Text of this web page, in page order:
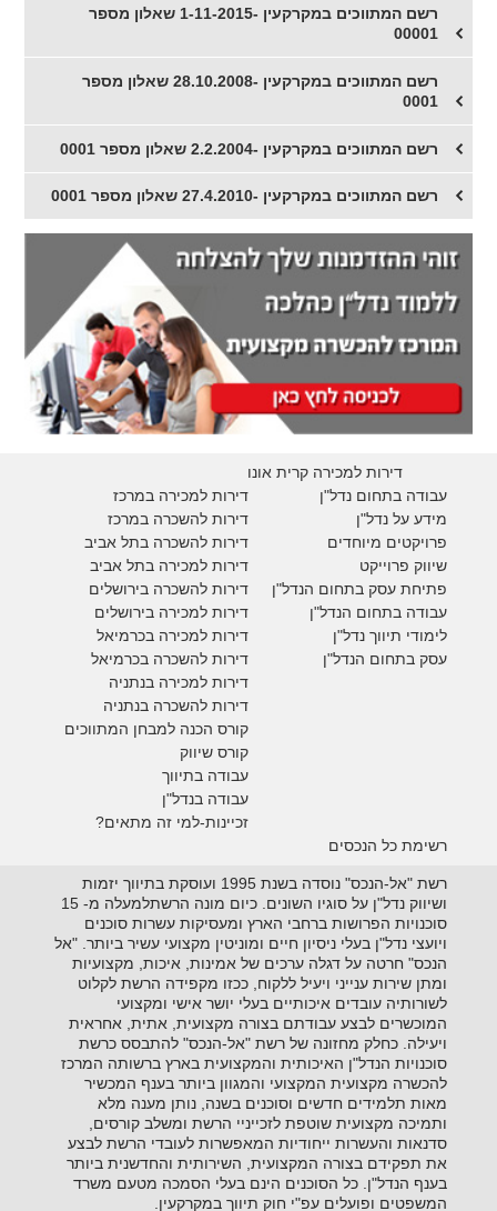
רשם המתווכים במקרקעין -1-11-2015 שאלון מספר
00001
רשם המתווכים במקרקעין -28.10.2008 שאלון מספר
0001
רשם המתווכים במקרקעין -2.2.2004 שאלון מספר 0001
רשם המתווכים במקרקעין -27.4.2010 שאלון מספר 0001
דירות למכירה קרית אונו
דירות למכירה במרכז
דירות להשכרה במרכז
דירות להשכרה בתל אביב
דירות למכירה בתל אביב
דירות להשכרה בירושלים
דירות למכירה בירושלים
דירות למכירה בכרמיאל
דירות להשכרה בכרמיאל
דירות למכירה בנתניה
דירות להשכרה בנתניה
קורס הכנה למבחן המתווכים
קורס שיווק
עבודה בתיווך
עבודה בנדל"ן
זכיינות-למי זה מתאים?
עבודה בתחום נדל"ן
מידע על נדל"ן
פרויקטים מיוחדים
שיווק פרוייקט
פתיחת עסק בתחום הנדל"ן
עבודה בתחום הנדל"ן
לימודי תיווך נדל"ן
עסק בתחום הנדל"ן
רשימת כל הנכסים
רשת "אל-הנכס" נוסדה בשנת 1995 ועוסקת בתיווך יזמות
ושיווק נדל"ן על סוגיו השונים. כיום מונה הרשתלמעלה מ- 15
סוכנויות הפרושות ברחבי הארץ ומעסיקות עשרות סוכנים
ויועצי נדל"ן בעלי ניסיון חיים ומוניטין מקצועי עשיר ביותר. "אל
הנכס" חרטה על דגלה ערכים של אמינות, איכות, מקצועיות
ומתן שירות ענייני ויעיל ללקוח, ככזו מקפידה הרשת לקלוט
לשורותיה עובדים איכותיים בעלי יושר אישי ומקצועי
המוכשרים לבצע עבודתם בצורה מקצועית, אתית, אחראית
ויעילה. כחלק מחזונה של רשת "אל-הנכס" להתבסס כרשת
סוכנויות הנדל"ן האיכותית והמקצועית בארץ ברשותה המרכז
להכשרה מקצועית המקצועי והמגוון ביותר בענף המכשיר
מאות תלמידים חדשים וסוכנים בשנה, נותן מענה מלא
ותמיכה מקצועית שוטפת לזכייניי הרשת ומשלב קורסים,
סדנאות והעשרות ייחודיות המאפשרות לעובדי הרשת לבצע
את תפקידם בצורה המקצועית, השירותית והחדשנית ביותר
בענף הנדל"ן. כל הסוכנים הינם בעלי הסמכה מטעם משרד
המשפטים ופועלים עפ"י חוק תיווך במקרקעין.